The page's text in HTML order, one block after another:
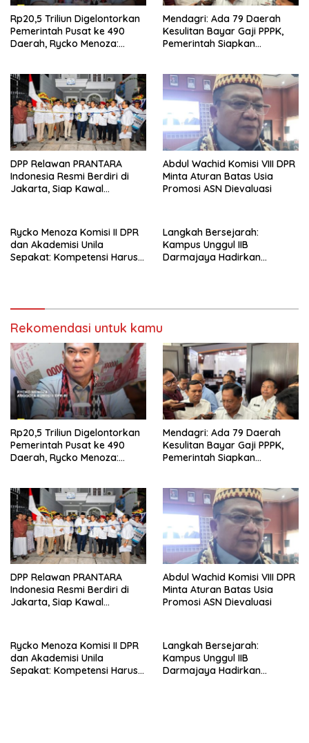
Rp20,5 Triliun Digelontorkan
Pemerintah Pusat ke 490
Daerah, Rycko Menoza:
Lampung
Mendagri: Ada 79 Daerah
Kesulitan Bayar Gaji PPPK,
Pemerintah Siapkan
DPP Relawan PRANTARA
Indonesia Resmi Berdiri di
Jakarta, Siap Kawal
Abdul Wachid Komisi VIII DPR
Minta Aturan Batas Usia
Promosi ASN Dievaluasi
Rycko Menoza Komisi II DPR
dan Akademisi Unila
Sepakat: Kompetensi Harus
Langkah Bersejarah:
Kampus Unggul IIB
Darmajaya Hadirkan
Rekomendasi untuk kamu
Rp20,5 Triliun Digelontorkan
Pemerintah Pusat ke 490
Daerah, Rycko Menoza:
Lampung
Mendagri: Ada 79 Daerah
Kesulitan Bayar Gaji PPPK,
Pemerintah Siapkan
DPP Relawan PRANTARA
Indonesia Resmi Berdiri di
Jakarta, Siap Kawal
Abdul Wachid Komisi VIII DPR
Minta Aturan Batas Usia
Promosi ASN Dievaluasi
Rycko Menoza Komisi II DPR
dan Akademisi Unila
Sepakat: Kompetensi Harus
Langkah Bersejarah:
Kampus Unggul IIB
Darmajaya Hadirkan